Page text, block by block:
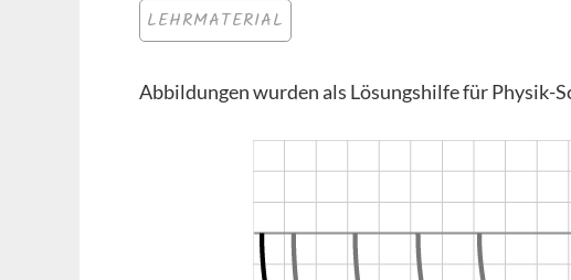
LEHRMATERIAL
Abbildungen wurden als Lösungshilfe für Physik-